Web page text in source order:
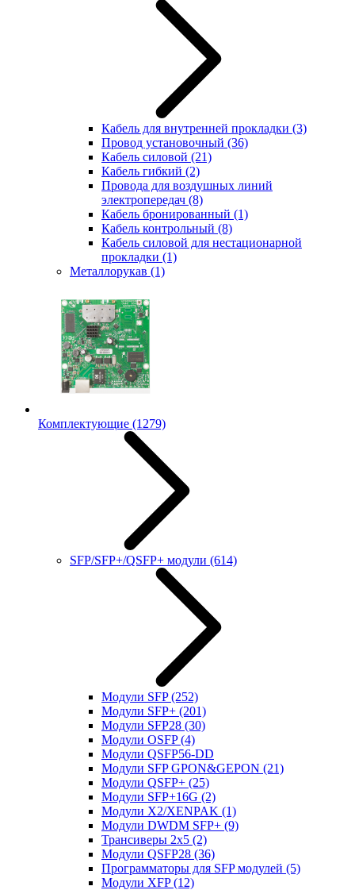
Кабель для внутренней прокладки (3)
Провод установочный (36)
Кабель силовой (21)
Кабель гибкий (2)
Провода для воздушных линий
электропередач (8)
Кабель бронированный (1)
Кабель контрольный (8)
Кабель силовой для нестационарной
прокладки (1)
Металлорукав (1)
Комплектующие (1279)
SFP/SFP+/QSFP+ модули (614)
Модули SFP(252)
Модули SFP+ (201)
Модули SFP28 (30)
Модули OSFP(4)
Модули QSFP56-DD
Модули SFP GPON&GEPON (21)
Модули QSFP+ (25)
Модули SFP+16G (2)
Модули X2/XENPAK (1)
Модули DWDM SFP+ (9)
Трансиверы 2x5 (2)
Модули QSFP28 (36)
Программаторы для SFP модулей (5)
Модули XFP(12)